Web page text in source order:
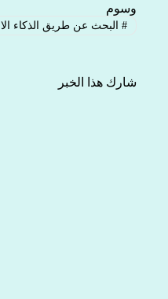
وسوم
#البحث عن طريق الذكاء
شارك هذا الخبر